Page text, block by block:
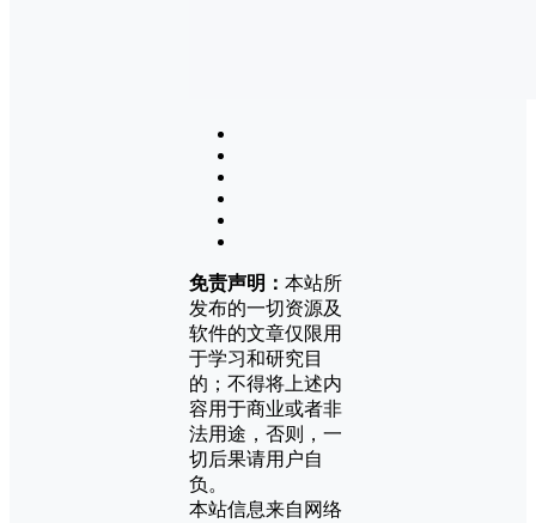
免责声明： 本站所
发布的一切资源及
软件的文章仅限用
于学习和研究目
的；不得将上述内
容用于商业或者非
法用途，否则，一
切后果请用户自
负。
本站信息来自网络